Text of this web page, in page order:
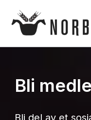
rett
innholdet
Bli
Bli del av et